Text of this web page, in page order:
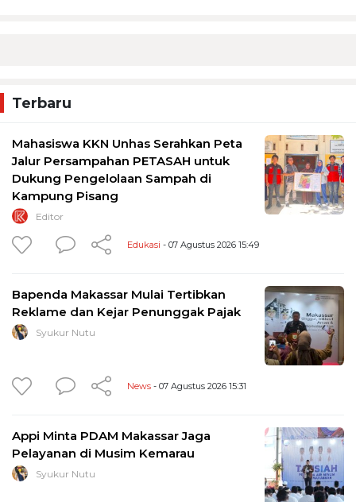
Terbaru
Mahasiswa KKN Unhas Serahkan Peta
Jalur Persampahan PETASAH untuk
Dukung Pengelolaan Sampah di
Kampung Pisang
Editor
Edukasi - 07 Agustus 2026 15:49
Bapenda Makassar Mulai Tertibkan
Reklame dan Kejar Penunggak Pajak
Syukur Nutu
News - 07 Agustus 2026 15:31
Appi Minta PDAM Makassar Jaga
Pelayanan di Musim Kemarau
Syukur Nutu